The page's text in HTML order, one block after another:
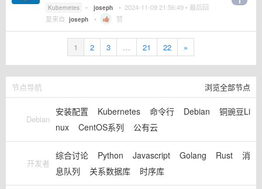
Kubernetes • joseph • 2024-11-09 21:56:49 • 最后回
复来自 joseph • 赞
1 2 3 … 21 22 »
浏览全部节点
节点导航
Debian
安装配置 Kubernetes 命令行 Debian
铜豌豆Li
nux
CentOS系列 公有云
开发者
综合讨论 Python Javascript Golang Rust
消
息队列
关系数据库 时序库